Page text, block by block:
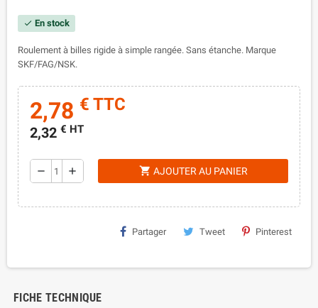
check En stock
Roulement à billes rigide à simple rangée. Sans étanche. Marque
SKF/FAG/NSK.
2,78 € TTC
2,32 € HT
remove add shopping_cart AJOUTER AU PANIER
Partager Tweet Pinterest
FICHE TECHNIQUE